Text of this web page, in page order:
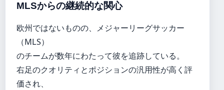
MLSからの継続的な関心
欧州ではないものの、メジャーリーグサッカー
（MLS）
のチームが数年にわたって彼を追跡している。
右足のクオリティとポジションの汎用性が高く評
価され、